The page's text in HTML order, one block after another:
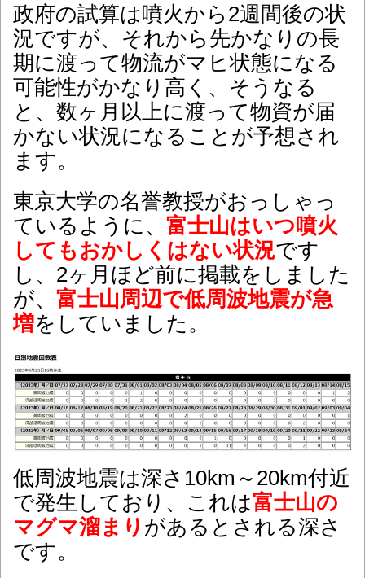
政府の試算は噴火から2週間後の状
況ですが、それから先かなりの長
期に渡って物流がマヒ状態になる
可能性がかなり高く、そうなる
と、数ヶ月以上に渡って物資が届
かない状況になることが予想され
ます。
東京大学の名誉教授がおっしゃっ
ているように、 富士山はいつ噴火
してもおかしくはない状況です
し、2ヶ月ほど前に掲載をしました
が、 富士山周辺で低周波地震が急
増をしていました。
低周波地震は深さ10km～20km付近
で発生しており、これは富士山の
マグマ溜まり があるとされる深さ
です。